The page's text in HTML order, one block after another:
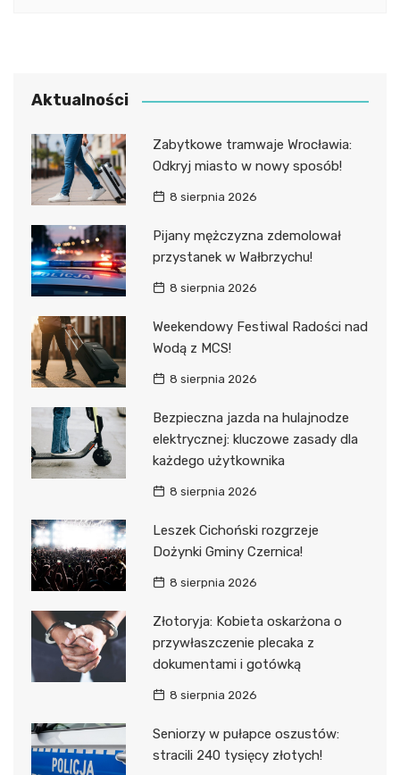
Aktualności
Zabytkowe tramwaje Wrocławia:
Odkryj miasto w nowy sposób!
8 sierpnia 2026
Pijany mężczyzna zdemolował
przystanek w Wałbrzychu!
8 sierpnia 2026
Weekendowy Festiwal Radości nad
Wodą z MCS!
8 sierpnia 2026
Bezpieczna jazda na hulajnodze
elektrycznej: kluczowe zasady dla
każdego użytkownika
8 sierpnia 2026
Leszek Cichoński rozgrzeje
Dożynki Gminy Czernica!
8 sierpnia 2026
Złotoryja: Kobieta oskarżona o
przywłaszczenie plecaka z
dokumentami i gotówką
8 sierpnia 2026
Seniorzy w pułapce oszustów:
stracili 240 tysięcy złotych!